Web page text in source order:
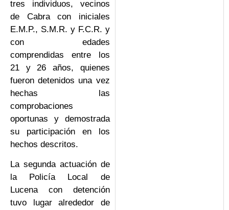
tres individuos, vecinos
de Cabra con iniciales
E.M.P., S.M.R. y F.C.R. y
con edades
comprendidas entre los
21 y 26 años, quienes
fueron detenidos una vez
hechas las
comprobaciones
oportunas y demostrada
su participación en los
hechos descritos.
La segunda actuación de
la Policía Local de
Lucena con detención
tuvo lugar alrededor de